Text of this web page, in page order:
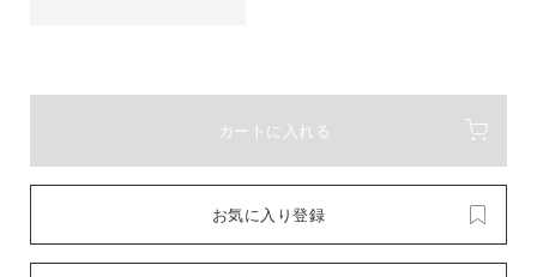
カートに入れる
お気に入り登録